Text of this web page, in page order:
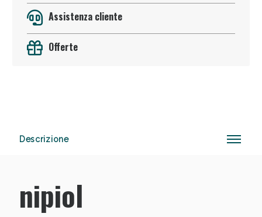
Assistenza cliente
Offerte
Descrizione
nipiol
Anticellulite e Fanghi: Sconto fino al 40% valido